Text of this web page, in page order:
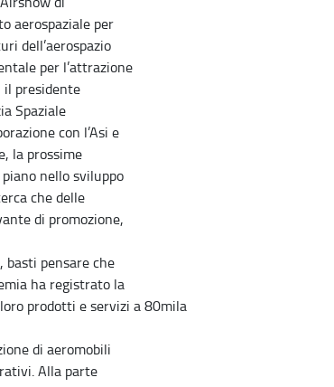
aerospaziale per
dell’aerospazio
per l’attrazione
presidente
Spaziale
con l’Asi e
la prossime
nello sviluppo
che delle
di promozione,
basti pensare che
ha registrato la
prodotti e servizi a 80mila
di aeromobili
Alla parte